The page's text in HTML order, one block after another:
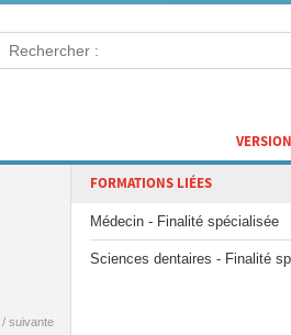
/ suivante
FORMATIONS LIÉES
Médecin - Finalité spécialisée
Sciences dentaires - Finalité